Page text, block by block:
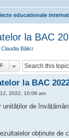
educationale
la BAC
Claudia Bălici
la BAC
2022, 10:08 am
unităților de
obținute de